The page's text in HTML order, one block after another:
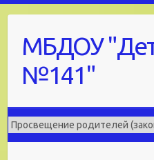
contentМБДОУ
№141"